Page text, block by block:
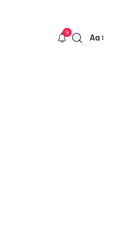
9
Font
Αα